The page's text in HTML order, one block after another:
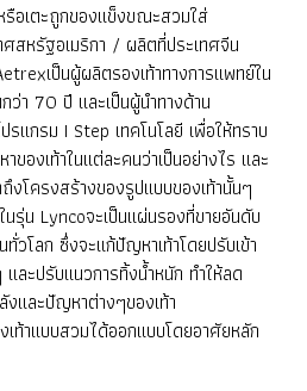
อเตะถูกของแข็งขณะสวมใส่
ศสหรัฐอเมริกา / ผลิตที่ประเทศจีน
เป็นผู้ผลิตรองเท้าทางการแพทย์ใน
ว่า 70 ปี และเป็นผู้นำทางด้าน
รแกรม I Step เทคโนโลยี เพื่อให้ทราบ
ของเท้าในแต่ละคนว่าเป็นอย่างไร และ
งโครงสร้างของรูปแบบของเท้านั้นๆ
น Lyncoจะเป็นแผ่นรองที่ขายอันดับ
วโลก ซึ่งจะแก้ปัญหาเท้าโดยปรับเข้า
ละปรับแนวการทิ้งน้ำหนัก ทำให้ลด
งและปัญหาต่างๆของเท้า
าแบบสวมได้ออกแบบโดยอาศัยหลัก